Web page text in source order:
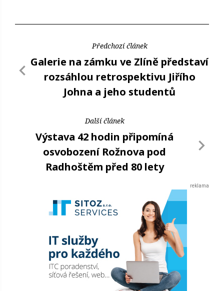
Předchozí článek
Galerie na zámku ve Zlíně představí
rozsáhlou retrospektivu Jiřího
Johna a jeho studentů
Další článek
Výstava 42 hodin připomíná
osvobození Rožnova pod
Radhoštěm před 80 lety